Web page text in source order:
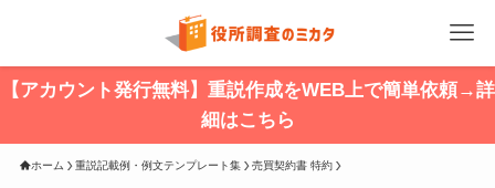
【アカウント発行無料】重説作成をWEB上で簡単依頼→詳
細はこちら
ホーム 重説記載例・例文テンプレート集 売買契約書 特約